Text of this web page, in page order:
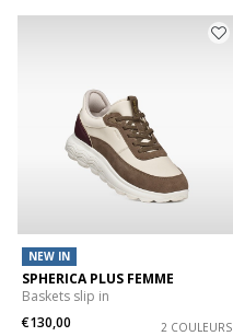
NEW IN
SPHERICA PLUS FEMME
Baskets slip in
€130,00
2 COULEURS